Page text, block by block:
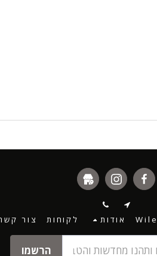
אודות לקוחות צור
הרשמו